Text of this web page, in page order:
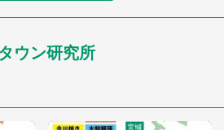
ると思って、あなたにこれをあげる」
ウン研究所